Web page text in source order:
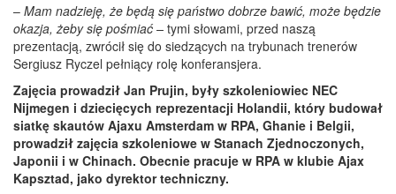
– Mam nadzieję, że będą się państwo dobrze bawić, może będzie
okazja, żeby się pośmiać – tymi słowami, przed naszą
prezentacją, zwrócił się do siedzących na trybunach trenerów
Sergiusz Ryczel pełniący rolę konferansjera.
Zajęcia prowadził Jan Prujin, były szkoleniowiec NEC
Nijmegen i dziecięcych reprezentacji Holandii, który budował
siatkę skautów Ajaxu Amsterdam w RPA, Ghanie i Belgii,
prowadził zajęcia szkoleniowe w Stanach Zjednoczonych,
Japonii i w Chinach. Obecnie pracuje w RPA w klubie Ajax
Kapsztad, jako dyrektor techniczny.